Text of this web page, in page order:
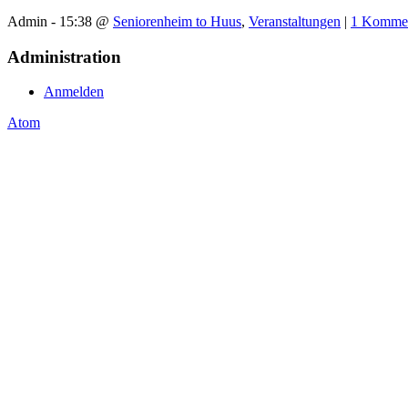
Admin - 15:38 @ Seniorenheim to Huus, Veranstaltungen | 1
Administration
Anmelden
Atom